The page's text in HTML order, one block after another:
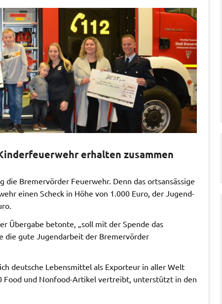
erhalten zusammen
Bremervörder Feuerwehr. Denn das ortsansässige
einen Scheck in Höhe von 1.000 Euro, der Jugend-
Übergabe betonte, „soll mit der Spende das
die gute Jugendarbeit der Bremervörder
deutsche Lebensmittel als Exporteur in aller Welt
und Nonfood-Artikel vertreibt, unterstützt in den